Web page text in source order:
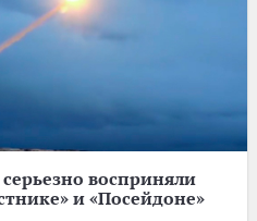
восприняли
и «Посейдоне»